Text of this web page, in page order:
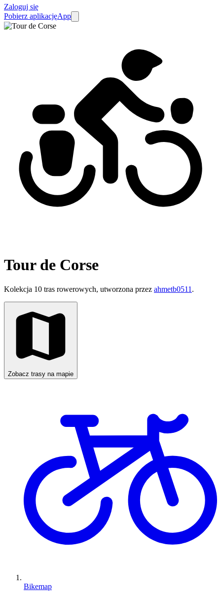
Zaloguj się
Pobierz aplikacjęApp
Tour de Corse
Kolekcja 10 tras rowerowych, utworzona przez ahmetb0511 .
Zobacz trasy na mapie
Bikemap